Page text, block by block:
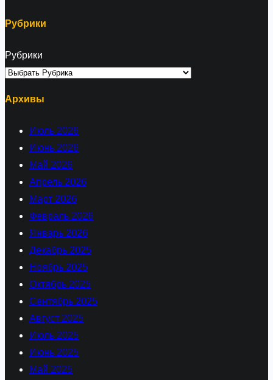
Рубрики
Рубрики
Архивы
Июль 2026
Июнь 2026
Май 2026
Апрель 2026
Март 2026
Февраль 2026
Январь 2026
Декабрь 2025
Ноябрь 2025
Октябрь 2025
Сентябрь 2025
Август 2025
Июль 2025
Июнь 2025
Май 2025